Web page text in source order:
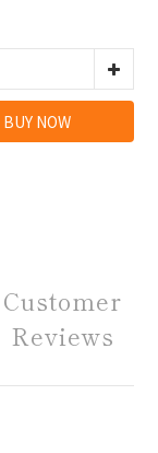
BUY NOW
Customer
Reviews